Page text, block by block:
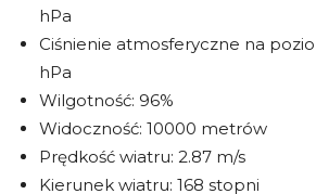
hPa
Ciśnienie atmosferyczne na
hPa
Wilgotność: 96%
Widoczność: 10000 metrów
Prędkość wiatru: 2.87 m/s
Kierunek wiatru: 168 stopni